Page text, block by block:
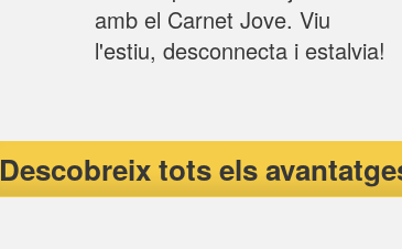
amb el Carnet Jove. Viu
l'estiu, desconnecta i estalvia!
Descobreix tots els